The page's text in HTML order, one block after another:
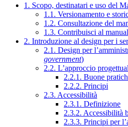
1. Scopo, destinatari e uso del
1.1. Versionamento e
1.2. Consultazione del
1.3. Contribuisci al
2. Introduzione al design per i
2.1. Design per
government)
2.2. L’approccio
2.2.1. Buone
2.2.2. Principi
2.3. Accessibilità
2.3.1. Definizione
2.3.2. Accessibilità
2.3.3. Principi per